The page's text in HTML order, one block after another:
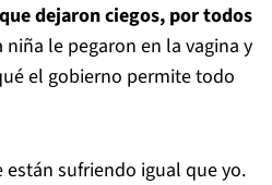
dejaron ciegos, por todos
niña le pegaron en la vagina y
el gobierno permite todo
están sufriendo igual que yo.